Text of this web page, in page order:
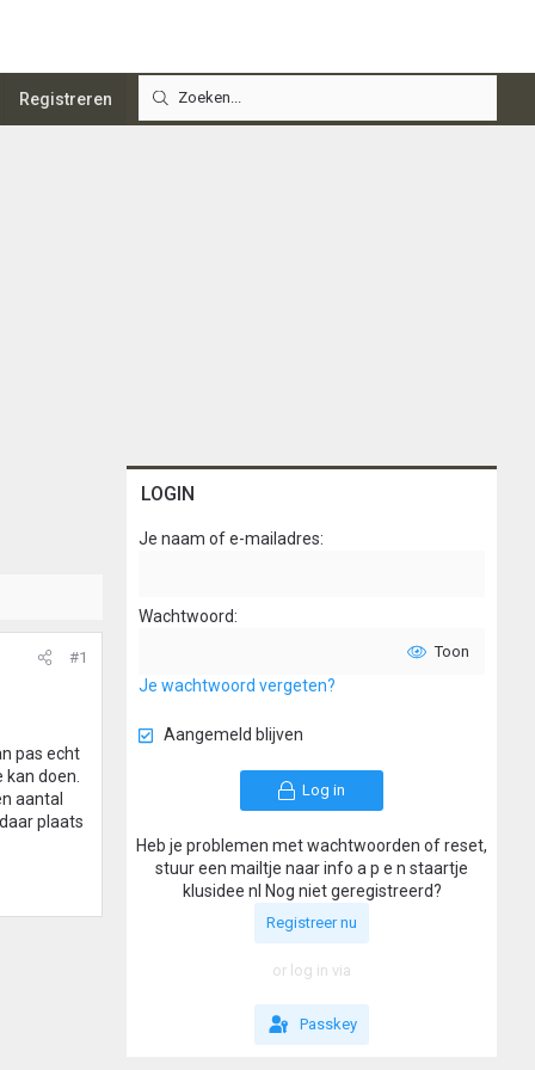
Registreren
#1
pas echt
doen.
aantal
plaats
LOGIN
Je naam of e-mailadres
Wachtwoord
Toon
Je wachtwoord vergeten?
Aangemeld blijven
Log in
Heb je problemen met wachtwoorden of reset,
stuur een mailtje naar info a p e n staartje
klusidee nl Nog niet geregistreerd?
Registreer nu
or log in via
Passkey